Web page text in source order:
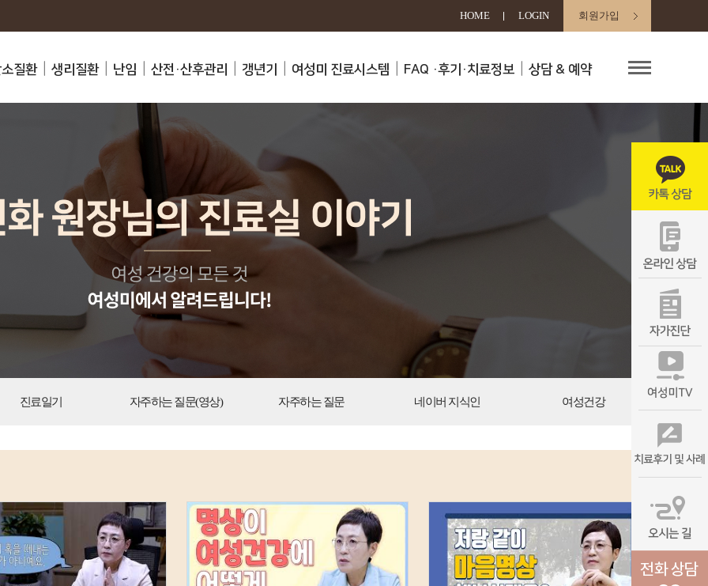
HOME LOGIN 회원가입
질환 생리질환 난임 산전·산후관리 갱년기 여성미 진료시스템 FAQ ·후기·치료정보 상담 & 예약
진료일기 자주하는 질문(영상) 자주하는 질문 네이버 지식인 여성건강